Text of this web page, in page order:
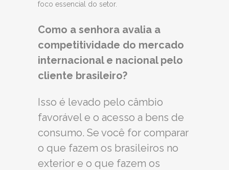
foco essencial do setor.
Como a senhora avalia a
competitividade do mercado
internacional e nacional pelo
cliente brasileiro?
Isso é levado pelo câmbio
favorável e o acesso a bens de
consumo. Se você for comparar
o que fazem os brasileiros no
exterior e o que fazem os